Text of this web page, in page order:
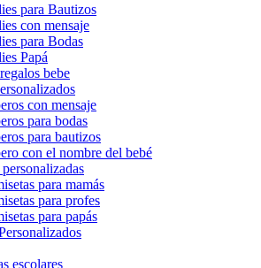
para Bautizos
con mensaje
para Bodas
Papá
bebe
con mensaje
para bodas
para bautizos
con el nombre del bebé
para mamás
para profes
para papás
escolares